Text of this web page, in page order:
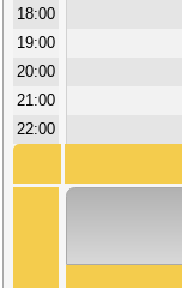
18:00
19:00
20:00
21:00
22:00